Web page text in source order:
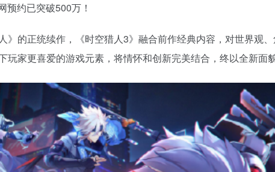
预约已突破500万！
》的正统续作，《时空猎人3》融合前作经典内容，对世界观
玩家更喜爱的游戏元素，将情怀和创新完美结合，终以全新面貌